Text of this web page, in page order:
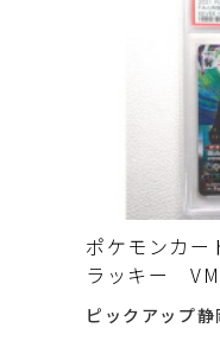
ポケモンカ
ラッキー
HR イーブイ
した♪
ピックアップ